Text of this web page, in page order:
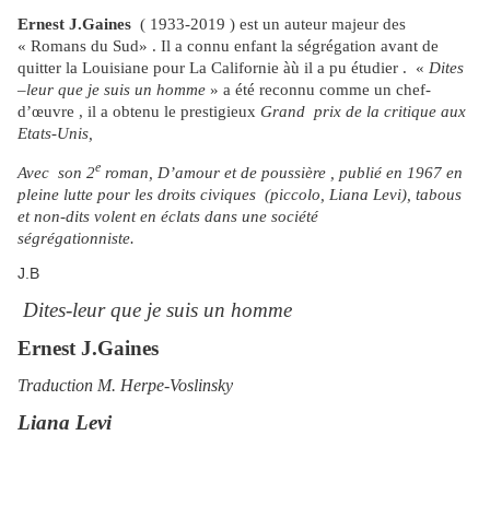
Ernest J.Gaines ( 1933-2019 ) est un auteur majeur des
« Romans du Sud» . Il a connu enfant la ségrégation avant de
quitter la Louisiane pour La Californie àù il a pu étudier . « Dites
–leur que je suis un homme » a été reconnu comme un chef-
d’œuvre , il a obtenu le prestigieux Grand prix de la critique aux
Etats-Unis,
Avec son 2e roman, D’amour et de poussière , publié en 1967 en
pleine lutte pour les droits civiques (piccolo, Liana Levi), tabous
et non-dits volent en éclats dans une société
ségrégationniste.
J.B
Dites-leur que je suis un homme
Ernest J.Gaines
Traduction M. Herpe-Voslinsky
Liana Levi